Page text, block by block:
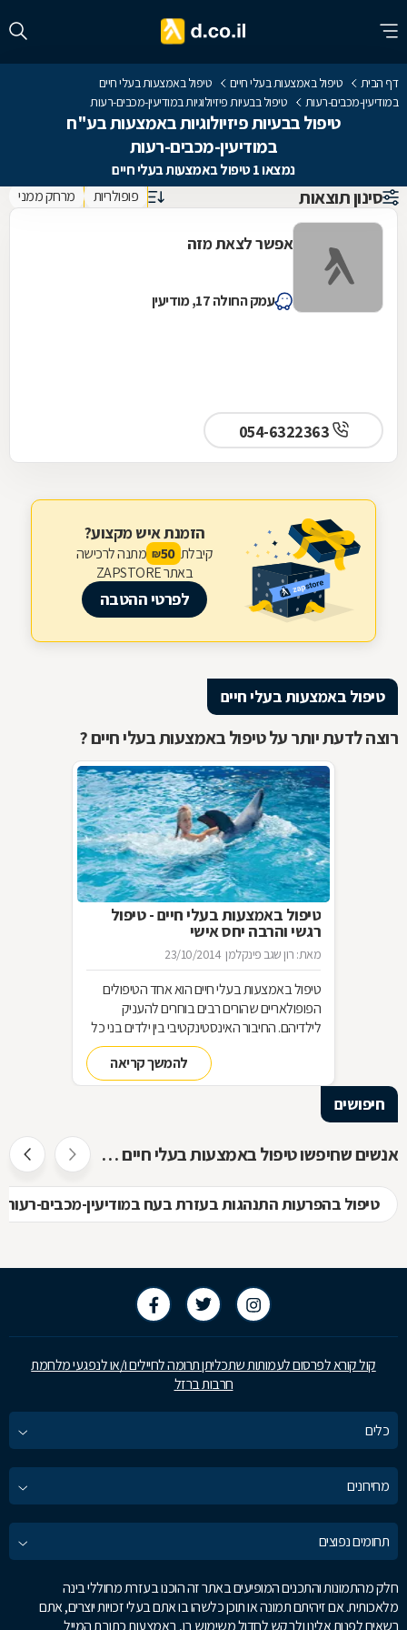
דף הבית טיפול באמצעות בעלי חיים
טיפול באמצעות בעלי חיים
במודיעין-מכבים-רעות
טיפול בבעיות פיזיולוגיות במודיעין-מכבים-רעות
טיפול בבעיות פיזיולוגיות באמצעות בע"ח
במודיעין-מכבים-רעות
נמצאו 1 טיפול באמצעות בעלי חיים
סינון תוצאות פופולריות מרחק ממני
אפשר לצאת מזה
עמק החולה 17, מודיעין
הזמנת איש מקצוע?
קיבלת 50
₪ מתנה לרכישה
באתר ZAPSTORE
לפרטי ההטבה
טיפול באמצעות בעלי חיים
רוצה לדעת יותר על טיפול באמצעות בעלי חיים ?
טיפול באמצעות בעלי חיים - טיפול
רגשי והרבה יחס אישי
מאת: רון שגב פינקלמן 23/10/2014
טיפול באמצעות בעלי חיים הוא אחד הטיפולים
הפופולאריים שהורים רבים בוחרים להעניק
לילדיהם. החיבור האינסטינקטיבי בין ילדים בני כל
הגילים לבין בעלי חיים, משמש בסיס מצוין ליצירת
קשר רגשי, לפתיחות רבה יותר, לאחריות כלפי
הזולת, ליכולת לקבל אהבה וחום ועוד-ועוד. הקשר
המסלול להכשרת מטפלים בתחום? בכתבה
להמשך קריאה
חיפושים
אנשים שחיפשו טיפול באמצעות בעלי חיים חיפשו גם
טיפול בהפרעות התנהגות בעזרת בעח במודיעין-מכבים-רעות
קול קורא לפרסום לעמותות שתכליתן תרומה לחיילים ו/או לנפגעי מלחמת
חרבות ברזל
כלים
מחירונים
תחומים נפוצים
חלק מהתמונות והתכנים המופיעים באתר זה הוכנו בעזרת מחוללי בינה
מלאכותית. אם זיהיתם תמונה או תוכן כלשהו בו אתם בעלי זכויות יוצרים, אתם
רשאים לפנות אלינו ולבקש לחדול משימוש בו, באמצעות כתובת המייל